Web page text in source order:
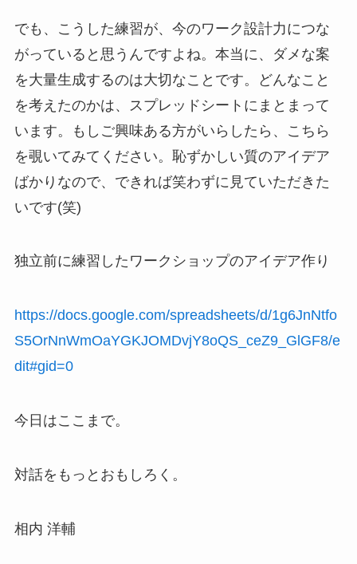
でも、こうした練習が、今のワーク設計力につな
がっていると思うんですよね。本当に、ダメな案
を大量生成するのは大切なことです。どんなこと
を考えたのかは、スプレッドシートにまとまって
います。もしご興味ある方がいらしたら、こちら
を覗いてみてください。恥ずかしい質のアイデア
ばかりなので、できれば笑わずに見ていただきた
いです(笑)
独立前に練習したワークショップのアイデア作り
https://docs.google.com/spreadsheets/d/1g6JnNtfo
S5OrNnWmOaYGKJOMDvjY8oQS_ceZ9_GlGF8/e
dit#gid=0
今日はここまで。
対話をもっとおもしろく。
相内 洋輔